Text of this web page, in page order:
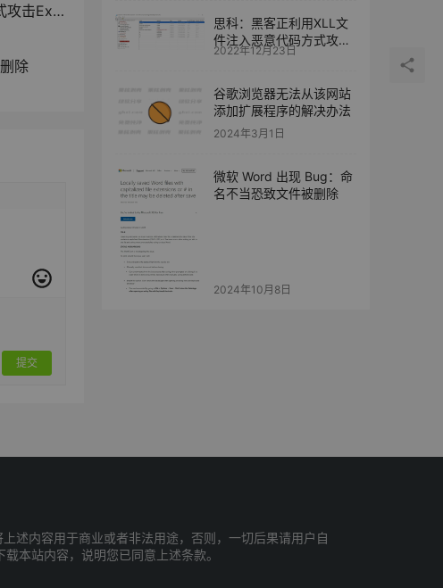
用户
除
提交
思科：黑客正利用XLL文
件注入恶意代码方式攻击
Excel用户
2022年12月23日
谷歌浏览器无法从该网站
添加扩展程序的解决办法
2024年3月1日
微软 Word 出现 Bug：命
名不当恐致文件被删除
2024年10月8日
述内容用于商业或者非法用途，否则，一切后果请用户自
本站内容，说明您已同意上述条款。